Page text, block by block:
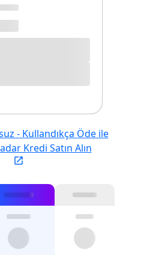
- Kullandıkça Öde ile
Kredi Satın Alın